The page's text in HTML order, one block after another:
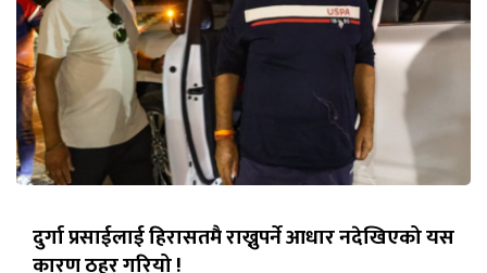
दुर्गा प्रसाईलाई हिरासतमै राख्नुपर्ने आधार नदेखिएको यस
कारण ठहर गरियो !